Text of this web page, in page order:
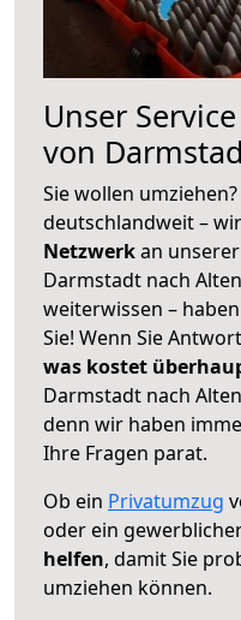
Unser
von
Sie wollen
deutschlandweit –
Netzwerkan
Darmstadt nach
weiterwissen –
Sie! Wenn Sie
was kostet
Darmstadt nach
denn wir haben
Ihre Fragen parat.
Ob ein Privatumzug
oder ein
helfen, damit Sie
umziehen können.